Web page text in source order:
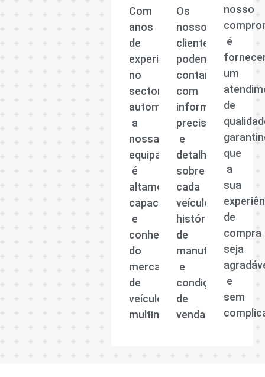
Com
anos
de
experiência
no
sector
automóvel,
a
nossa
equipa
é
altamente
capacitada
e
conhecedora
do
mercado
de
veículos
multimarcas.
Os
nossos
clientes
podem
contar
com
informações
precisas
e
detalhadas
sobre
cada
veículo,
histórico
de
manutenção
e
condições
de
venda.
nosso
é
um
de
que
a
sua
de
compra
seja
e
sem